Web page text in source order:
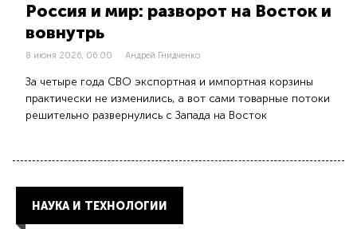
Россия и мир: разворот на Восток и
вовнутрь
8 июня 2026, 06:00 Андрей Гнидченко
За четыре года СВО экспортная и импортная корзины
практически не изменились, а вот сами товарные потоки
решительно развернулись с Запада на Восток
НАУКА И ТЕХНОЛОГИИ